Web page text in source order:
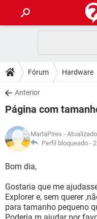
CELULAR
OUTLOOK
INSTAGRAM
GUIA DE COMPRAS
DICAS
JOGOS
INSTAGRAM
GUIA DE COMPRAS
DOWNLOADS
JOGOS
CELULAR
OUTLOOK
INSTAGRAM
FÓRUM
JOGOS
CELULAR
OUTLOOK
INSTAGRAM
GUIA DE COMPRAS
GLOSSÁRIO
JOGOS
OUTLOOK
INSTAGRAM
Fórum Hardware
Anterior
Página com
MartaPires -
Perfil bloqueado -
Bom dia,
Gostaria que me
Explorer e, sem querer
para tamanho pequeno